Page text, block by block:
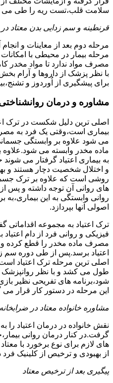
سلامت قلب،تست ریه را طی می
قرنطینه و سم زدایی بدن معتاد در
مرحله دوم بعد از معاینات و
مرحله بیمار در محیطی با
مصرف مواد ندارد تا مواد مخدر
با نظر پزشک از داروها و آرام
برای پیشگیری از اُوردوز و
مشاوره و درمان
اصلی ترین دلیل شکست در ترک
بیماری است،وقتی یک فرد به
می شود علاوه بر وابستگی
ماده مخدر وابسته می شود.علاوه
به بیماری اعتیاد گرفتار می
و اختلال شخصیت دچار هستند و
روشی است که علاوه بر ترک
های روانی آن توجه داشته و پس از
روانی وابستگی به این
اصولی آنها بپردازد.
ترک اعتیاد به مجموعه اقداماتی
فیزیکی و روانی فرد از دام
مصرف ماده مخدر را قطع کرده و
اعتیاد برسد.پس از طی دوره سم
اصلی ترین مرحله ترک اعتیاد
طول می کشد و با نظر روانپزشک
شود،برنامه های تفریحی نظیر
این مرحله در دستور کار قرار می
مشاوره خانواده معتاد در ضرابخانه
نقش خانواده در درمان اعتیاد را
گرفت.در کنار درمان روانی
های لازم برای نوع برخورد با معتاد
از بهبودی و ترخیص از کلینیک
پیگیری بعد از ترخیص معتاد